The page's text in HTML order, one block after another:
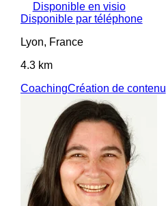
Disponible en visio
Disponible par téléphone
Lyon, France
4.3 km
CoachingCréation de contenu